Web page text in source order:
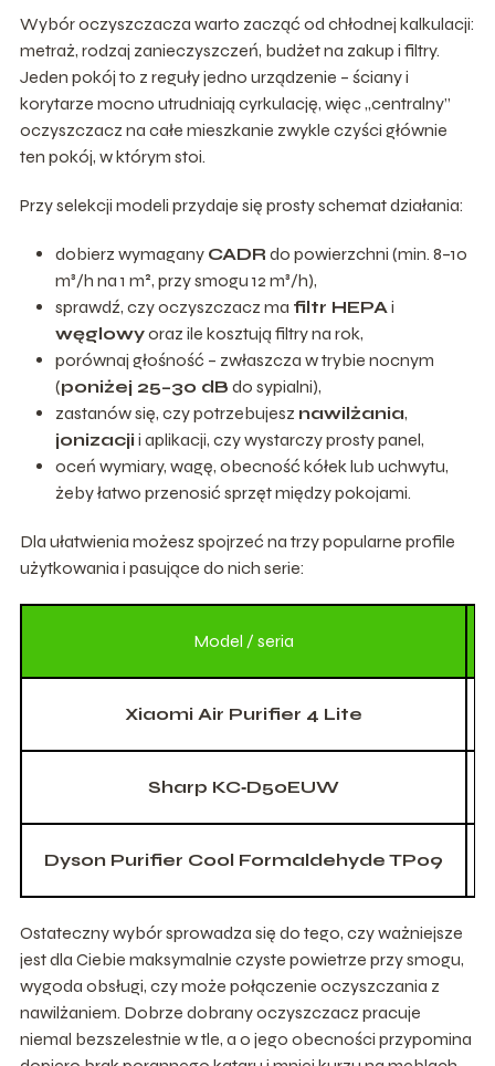
Wybór oczyszczacza warto zacząć od chłodnej kalkulacji:
metraż, rodzaj zanieczyszczeń, budżet na zakup i filtry.
Jeden pokój to z reguły jedno urządzenie – ściany i
korytarze mocno utrudniają cyrkulację, więc „centralny”
oczyszczacz na całe mieszkanie zwykle czyści głównie
ten pokój, w którym stoi.
Przy selekcji modeli przydaje się prosty schemat działania:
dobierz wymagany CADR do powierzchni (min. 8–10
m³/h na 1 m², przy smogu 12 m³/h),
sprawdź, czy oczyszczacz ma filtr HEPAi
węglowyoraz ile kosztują filtry na rok,
porównaj głośność – zwłaszcza w trybie nocnym
(poniżej 25–30 dB do sypialni),
zastanów się, czy potrzebujesz nawilżania,
jonizacji i aplikacji, czy wystarczy prosty panel,
oceń wymiary, wagę, obecność kółek lub uchwytu,
żeby łatwo przenosić sprzęt między pokojami.
Dla ułatwienia możesz spojrzeć na trzy popularne profile
użytkowania i pasujące do nich serie:
Model / seria
Xiaomi Air Purifier 4 Lite
Sharp KC‑D50EUW
Dyson Purifier Cool Formaldehyde TP09
Ostateczny wybór sprowadza się do tego, czy ważniejsze
jest dla Ciebie maksymalnie czyste powietrze przy smogu,
wygoda obsługi, czy może połączenie oczyszczania z
nawilżaniem. Dobrze dobrany oczyszczacz pracuje
niemal bezszelestnie w tle, a o jego obecności przypomina